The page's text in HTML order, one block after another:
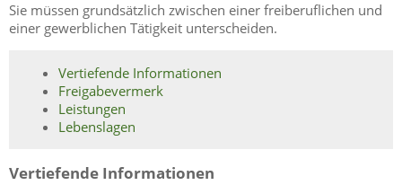
Sie müssen grundsätzlich zwischen einer freiberuflichen und
einer gewerblichen Tätigkeit unterscheiden.
Vertiefende Informationen
Freigabevermerk
Leistungen
Lebenslagen
Vertiefende Informationen